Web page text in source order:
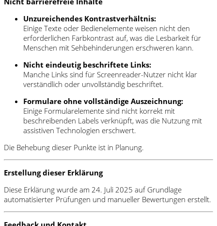
Unzureichendes Kontrastverhältnis:
Einige Texte oder Bedienelemente weisen nicht den
erforderlichen Farbkontrast auf, was die Lesbarkeit für
Menschen mit Sehbehinderungen erschweren kann.
Nicht eindeutig beschriftete Links:
Manche Links sind für Screenreader-Nutzer nicht klar
verständlich oder unvollständig beschriftet.
Formulare ohne vollständige Auszeichnung:
Einige Formularelemente sind nicht korrekt mit
beschreibenden Labels verknüpft, was die Nutzung mit
assistiven Technologien erschwert.
Die Behebung dieser Punkte ist in Planung.
Erstellung dieser Erklärung
Diese Erklärung wurde am 24. Juli 2025 auf Grundlage
automatisierter Prüfungen und manueller Bewertungen erstellt.